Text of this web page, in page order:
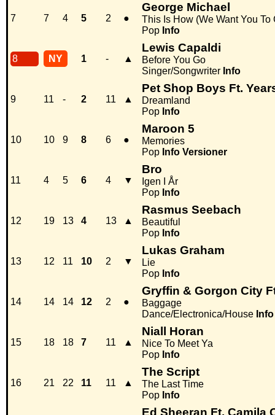
7 7 4 5 2 ●
George Michael
This Is How (We Want You To
Pop Info
8 NY 1 - ▲
Lewis Capaldi
Before You Go
Singer/Songwriter Info
9 11 - 2 11 ▲
Pet Shop Boys Ft.
Dreamland
Pop Info
10 10 9 8 6 ●
Maroon 5
Memories
Pop Info Versioner
11 4 5 6 4 ▼
Bro
Igen I År
Pop Info
12 19 13 4 13 ▲
Rasmus Seebach
Beautiful
Pop Info
13 12 11 10 2 ▼
Lukas Graham
Lie
Pop Info
14 14 14 12 2 ●
Gryffin & Gorgon City
Baggage
Dance/Electronica/House Info
15 18 18 7 11 ▲
Niall Horan
Nice To Meet Ya
Pop Info
16 21 22 11 11 ▲
The Script
The Last Time
Pop Info
Ed Sheeran Ft. Camila